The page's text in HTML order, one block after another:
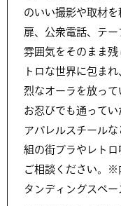
のいい撮影や取材
扉、公衆電話、テ
雰囲気をそのまま
トロな世界に包ま
烈なオーラを放って
お忍びでも通ってい
アパレルスチール
組の街ブラやレト
ご相談ください。※
タンディングスペー